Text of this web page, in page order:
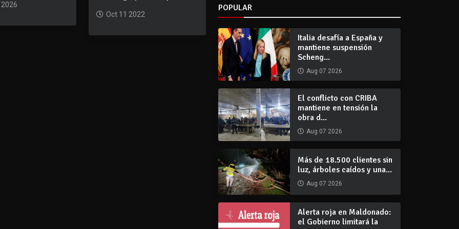
2026
Oct 11 2022
POPULAR
Italia desafía a España y
mantiene suspensión
Scheng...
Aug 07 2026
El conflicto con CRIBA
mantiene en tensión la
obra d...
Aug 07 2026
Más de 18.500 clientes sin
luz, árboles caídos y una...
Aug 07 2026
Alerta roja en Maldonado:
el Gobierno limitará la